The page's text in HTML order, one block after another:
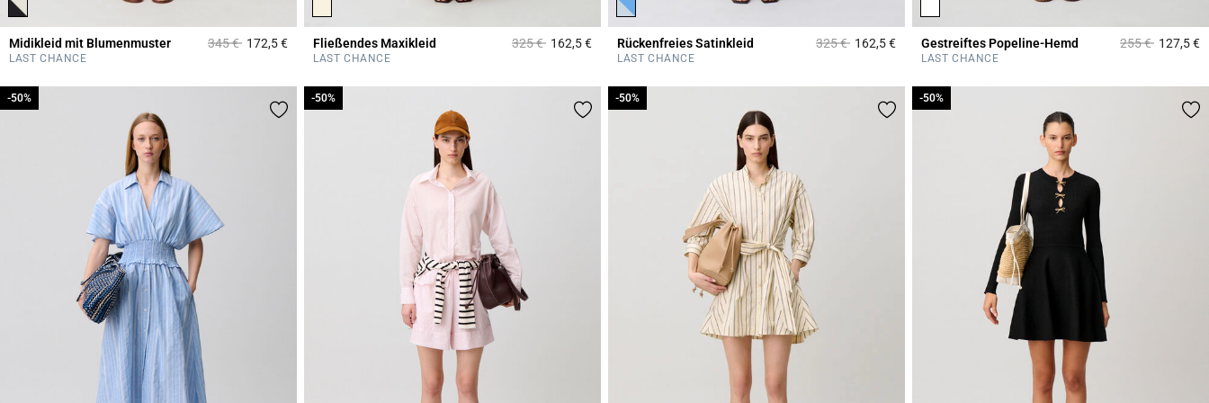
Midikleid mit Blumenmuster Price reduced from
345 €to172,5 €5 out of 5 Customer Rating
LAST CHANCE
Fließendes Maxikleid Price reduced from
325 €to162,5 €3,7 out of 5 Customer Rating
LAST CHANCE
Rückenfreies Satinkleid Price reduced from
325 €to162,5 €5 out of 5 Customer Rating
LAST CHANCE
Gestreiftes Popeline-Hemd Price reduced
255 €to127,5 €5
LAST CHANCE
-50%
-50% -50%
-50% -50%
-50% -50%
-50%